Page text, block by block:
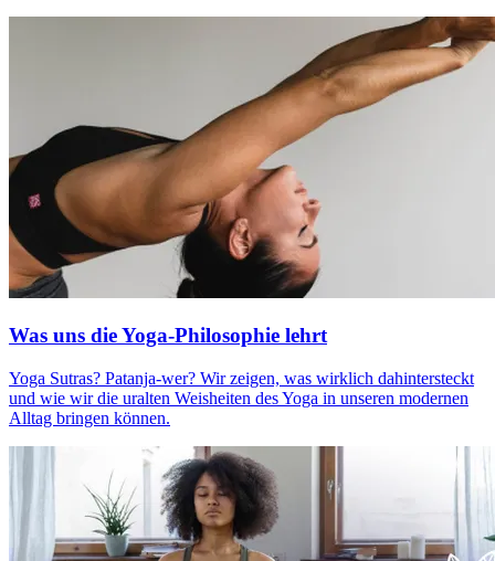
Was uns die Yoga-Philosophie lehrt
Yoga Sutras? Pata­nja-wer? Wir zeigen, was wirk­lich dahintersteckt
und wie wir die uralten Weis­hei­ten des Yoga in unse­ren moder­nen
Alltag brin­gen können.